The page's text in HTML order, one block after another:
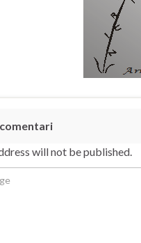
will not be published.